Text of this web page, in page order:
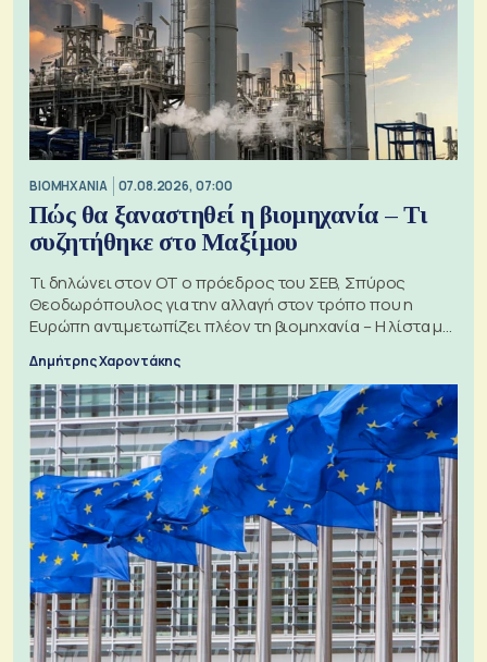
ΒΙΟΜΗΧΑΝΙΑ 07.08.2026, 07:00
Πώς θα ξαναστηθεί η βιομηχανία – Τι
συζητήθηκε στο Μαξίμου
Τι δηλώνει στον ΟΤ ο πρόεδρος του ΣΕΒ, Σπύρος
Θεοδωρόπουλος για την αλλαγή στον τρόπο που η
Ευρώπη αντιμετωπίζει πλέον τη βιομηχανία – Η λίστα με
Δημήτρης Χαροντάκης